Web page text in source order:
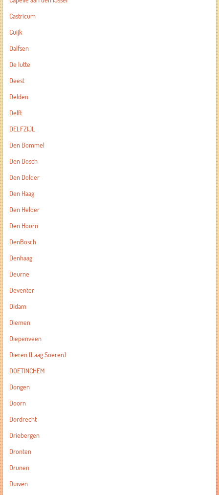
Castricum
Cuijk
Dalfsen
De lutte
Deest
Delden
Delft
DELFZIJL
Den Bommel
Den Bosch
Den Dolder
Den Haag
Den Helder
Den Hoorn
DenBosch
Denhaag
Deurne
Deventer
Didam
Diemen
Diepenveen
Dieren (Laag Soeren)
DOETINCHEM
Dongen
Doorn
Dordrecht
Driebergen
Dronten
Drunen
Duiven